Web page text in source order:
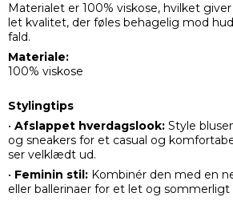
Materialet er 100% viskose, hvilket
let kvalitet, der føles behagelig mod
fald.
Materiale:
100% viskose
Stylingtips
• Afslappet hverdagslook: Style
og sneakers for et casual og
ser velklædt ud.
• Feminin stil: Kombinér den med en
eller ballerinaer for et let og sommerligt